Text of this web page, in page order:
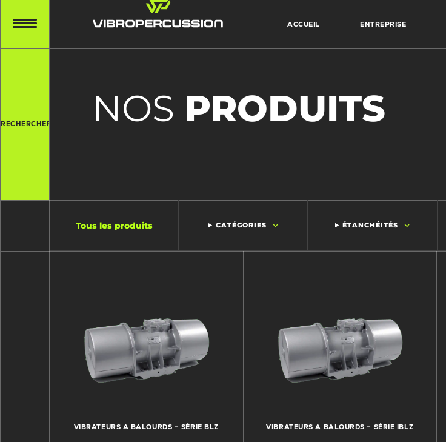
ACCUEIL ENTREPRISE
RECHERCHER NOS PRODUITS
Tous les produits CATÉGORIES ÉTANCHÉITÉS
VIBRATEURS A BALOURDS – SÉRIE BLZ VIBRATEURS A BALOURDS – SÉRIE IBLZ